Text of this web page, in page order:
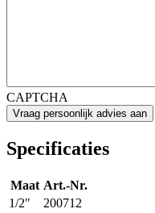
CAPTCHA
Specificaties
Maat Art.-Nr.
1/2"
200712